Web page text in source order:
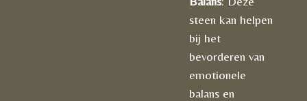
steen kan helpen
bij het
bevorderen van
emotionele
balans en